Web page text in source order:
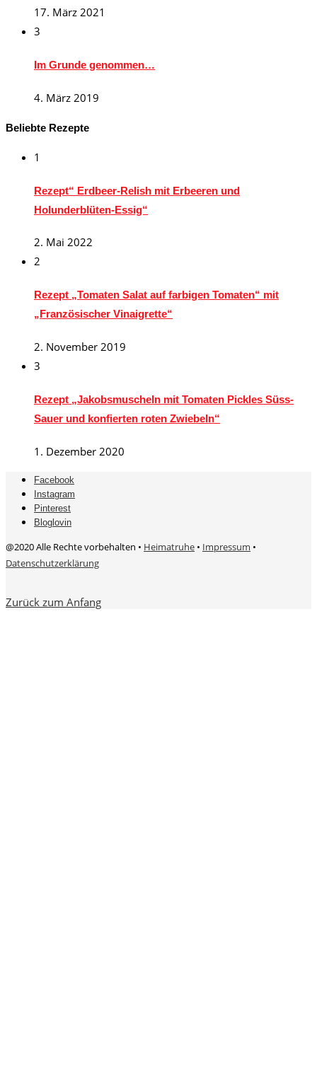
17. März 2021
3
Im Grunde genommen…
4. März 2019
Beliebte Rezepte
1
Rezept“ Erdbeer-Relish mit Erbeeren und
Holunderblüten-Essig“
2. Mai 2022
2
Rezept „Tomaten Salat auf farbigen Tomaten“ mit
„Französischer Vinaigrette“
2. November 2019
3
Rezept „Jakobsmuscheln mit Tomaten Pickles Süss-
Sauer und konfierten roten Zwiebeln“
1. Dezember 2020
Facebook
Instagram
Pinterest
Bloglovin
@2020 Alle Rechte vorbehalten • Heimatruhe • Impressum •
Datenschutzerklärung
Zurück zum Anfang